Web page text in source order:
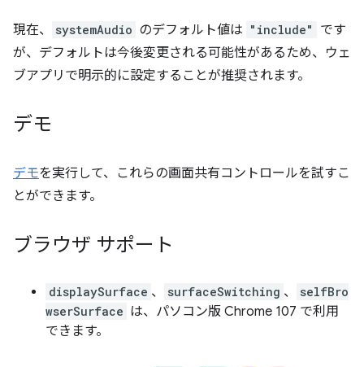
現在、 systemAudio のデフォルト値は "include"
です
が、デフォルトは今後変更される可能性があるため、ウェ
ブアプリで明示的に設定することが推奨されます。
デモ
デモを実行して、これらの画面共有コントロールを試すこ
とができます。
ブラウザ サポート
displaySurface 、 surfaceSwitching 、
selfBro
wserSurface は、パソコン版 Chrome 107 で利用
できます。